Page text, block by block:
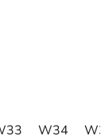
W34